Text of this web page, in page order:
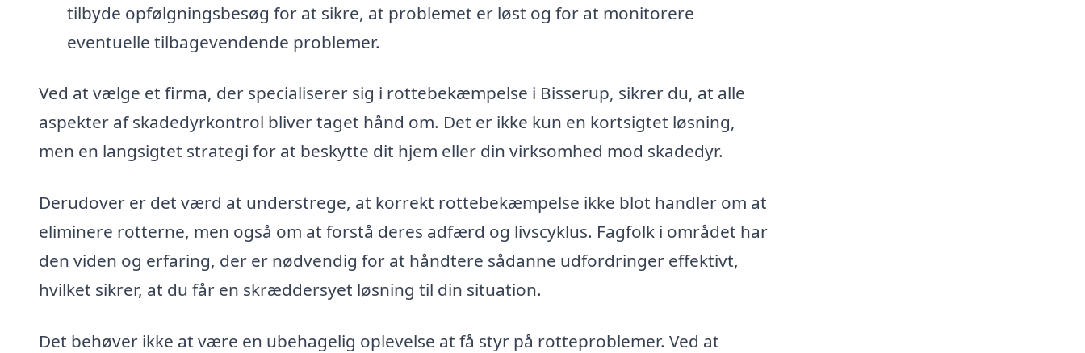
tilbyde opfølgningsbesøg for at sikre, at problemet er løst og for at monitorere
eventuelle tilbagevendende problemer.
Ved at vælge et firma, der specialiserer sig i rottebekæmpelse i Bisserup, sikrer du, at alle
aspekter af skadedyrkontrol bliver taget hånd om. Det er ikke kun en kortsigtet løsning,
men en langsigtet strategi for at beskytte dit hjem eller din virksomhed mod skadedyr.
Derudover er det værd at understrege, at korrekt rottebekæmpelse ikke blot handler om at
eliminere rotterne, men også om at forstå deres adfærd og livscyklus. Fagfolk i området har
den viden og erfaring, der er nødvendig for at håndtere sådanne udfordringer effektivt,
hvilket sikrer, at du får en skræddersyet løsning til din situation.
Det behøver ikke at være en ubehagelig oplevelse at få styr på rotteproblemer. Ved at